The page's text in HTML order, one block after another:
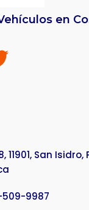
en
11901, San Isidro,
9987